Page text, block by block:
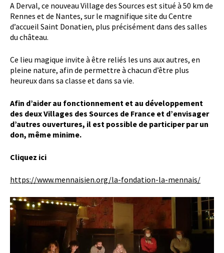
A Derval, ce nouveau Village des Sources est situé à 50 km de
Rennes et de Nantes, sur le magnifique site du Centre
d’accueil Saint Donatien, plus précisément dans des salles
du château.
Ce lieu magique invite à être reliés les uns aux autres, en
pleine nature, afin de permettre à chacun d’être plus
heureux dans sa classe et dans sa vie.
Afin d’aider au fonctionnement et au développement
des deux Villages des Sources de France et d’envisager
d’autres ouvertures, il est possible de participer par un
don, même minime.
Cliquez ici
https://www.mennaisien.org/la-fondation-la-mennais/